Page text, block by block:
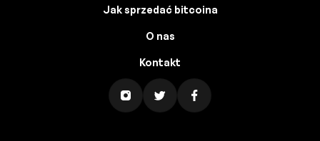
Jak sprzedać bitcoina
O nas
Kontakt